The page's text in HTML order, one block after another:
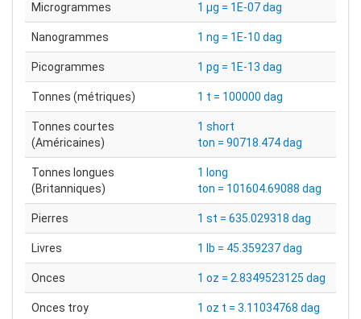
Microgrammes 1 µg = 1E-07 dag
Nanogrammes 1 ng = 1E-10 dag
Picogrammes 1 pg = 1E-13 dag
Tonnes (métriques) 1 t = 100000 dag
Tonnes courtes
(Américaines)
1 short
ton = 90718.474 dag
Tonnes longues
(Britanniques)
1 long
ton = 101604.69088 dag
Pierres 1 st = 635.029318 dag
Livres 1 lb = 45.359237 dag
Onces 1 oz = 2.8349523125 dag
Onces troy 1 oz t = 3.11034768 dag